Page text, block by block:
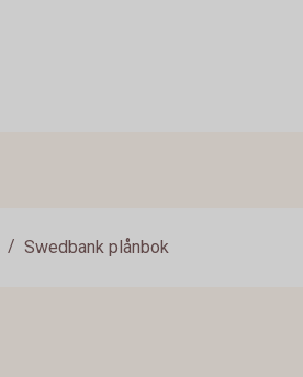
Swedbank plånbok